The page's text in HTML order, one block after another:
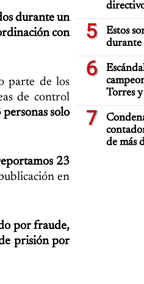
durante un
con
parte de los
de control
solo
23
en
por fraude,
prisión por
5
Estos
durante
6
Torres
7
de más